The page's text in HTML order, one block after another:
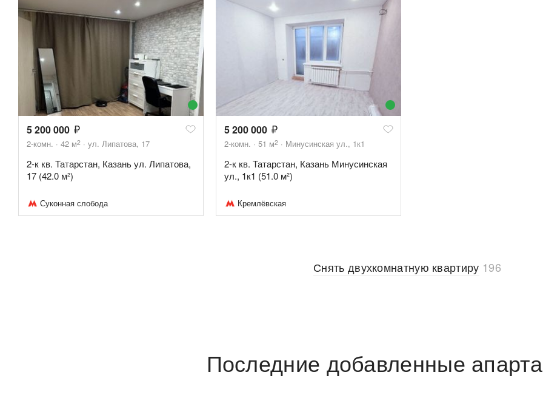
5 200 000
2-комн. 42 м2 ул. Липатова, 17
2-к кв. Татарстан, Казань ул. Липатова,
17 (42.0 м²)
Суконная слобода
5 200 000
2-комн. 51 м2 Минусинская ул., 1к1
2-к кв. Татарстан, Казань Минусинская
ул., 1к1 (51.0 м²)
Кремлёвская
Снять двухкомнатную квартиру 196
Последние добавленные